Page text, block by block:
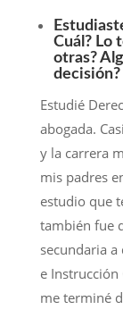
Cuál? Lo
otras?
decisión?
Estudié
abogada.
y la carrera
mis padres
estudio que
también fue
secundaria
e
me terminé